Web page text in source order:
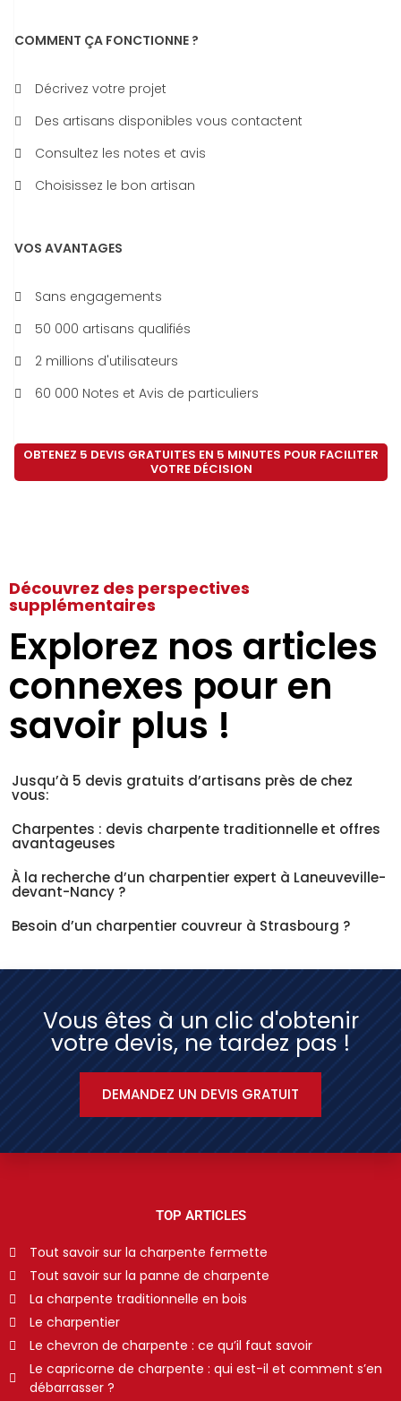
COMMENT ÇA FONCTIONNE ?
Décrivez votre projet
Des artisans disponibles vous contactent
Consultez les notes et avis
Choisissez le bon artisan
VOS AVANTAGES
Sans engagements
50 000 artisans qualifiés
2 millions d'utilisateurs
60 000 Notes et Avis de particuliers
OBTENEZ 5 DEVIS GRATUITES EN 5 MINUTES POUR FACILITER
VOTRE DÉCISION
Découvrez des perspectives
supplémentaires
Explorez nos articles
connexes pour en
savoir plus !
Jusqu’à 5 devis gratuits d’artisans près de chez
vous:
Charpentes : devis charpente traditionnelle et offres
avantageuses
À la recherche d’un charpentier expert à Laneuveville-
devant-Nancy ?
Besoin d’un charpentier couvreur à Strasbourg ?
Vous êtes à un clic d'obtenir
votre devis, ne tardez pas !
DEMANDEZ UN DEVIS GRATUIT
TOP ARTICLES
Tout savoir sur la charpente fermette
Tout savoir sur la panne de charpente
La charpente traditionnelle en bois
Le charpentier
Le chevron de charpente : ce qu’il faut savoir
Le capricorne de charpente : qui est-il et comment s’en
débarrasser ?